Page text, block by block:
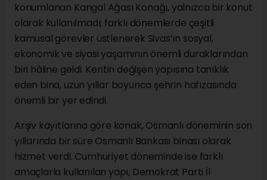
konumlanan Kangal Ağası Konağı, yalnızca bir konut
olarak kullanılmadı; farklı dönemlerde çeşitli
kamusal görevler üstlenerek Sivas’ın sosyal,
ekonomik ve siyasi yaşamının önemli duraklarından
biri hâline geldi. Kentin değişen yapısına tanıklık
eden bina, uzun yıllar boyunca şehrin hafızasında
önemli bir yer edindi.
Arşiv kayıtlarına göre konak, Osmanlı döneminin son
yıllarında bir süre Osmanlı Bankası binası olarak
hizmet verdi. Cumhuriyet döneminde ise farklı
amaçlarla kullanılan yapı, Demokrat Parti İl